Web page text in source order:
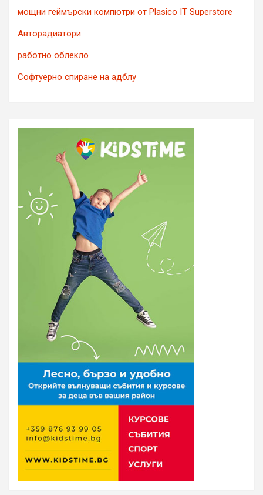
мощни геймърски компютри от Plasico IT Superstore
Авторадиатори
работно облекло
Софтуерно спиране на адблу